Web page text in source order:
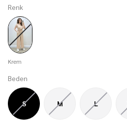
Renk
Krem
Beden
S M L